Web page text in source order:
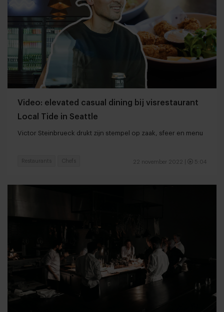
Video: elevated casual dining bij visrestaurant
Local Tide in Seattle
Victor Steinbrueck drukt zijn stempel op zaak, sfeer en menu
22 november 2022 5:04
Restaurants Chefs